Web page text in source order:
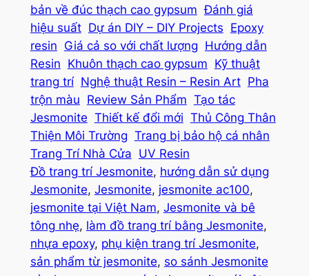
bản về đúc thạch cao gypsum Đánh giá
hiệu suất Dự án DIY – DIY Projects Epoxy
resin Giá cả so với chất lượng Hướng dẫn
Resin Khuôn thạch cao gypsum Kỹ thuật
trang trí Nghệ thuật Resin – Resin Art Pha
trộn màu Review Sản Phẩm Tạo tác
Jesmonite Thiết kế đổi mới Thủ Công Thân
Thiện Môi Trường Trang bị bảo hộ cá nhân
Trang Trí Nhà Cửa UV Resin
Đồ trang trí Jesmonite, hướng dẫn sử dụng
Jesmonite, Jesmonite, jesmonite ac100
jesmonite tại Việt Nam, Jesmonite và bê
tông nhẹ, làm đồ trang trí bằng Jesmonite
nhựa epoxy, phụ kiện trang trí Jesmonite
sản phẩm từ jesmonite, so sánh Jesmonite